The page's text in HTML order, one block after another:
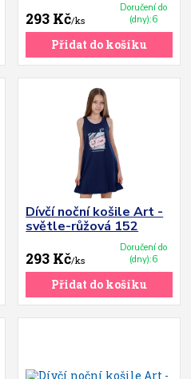
293 Kč/ks
Doručení do
(dny):6
Přidat do košíku
Dívčí noční košile Art -
světle-růžová 152
293 Kč/ks
Doručení do
(dny):6
Přidat do košíku